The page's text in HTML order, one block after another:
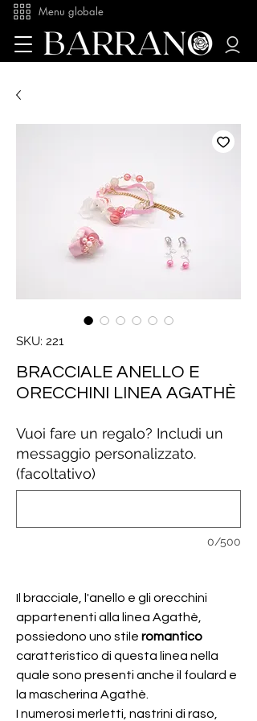
Menu globale
SKU: 221
BRACCIALE ANELLO E
ORECCHINI LINEA AGATHÈ
Vuoi fare un regalo? Includi un
messaggio personalizzato.
(facoltativo)
0/500
Il bracciale, l'anello e gli orecchini
appartenenti alla linea Agathè,
possiedono uno stile romantico
caratteristico di questa linea nella
quale sono presenti anche il foulard e
la mascherina Agathè.
I numerosi merletti, nastrini di raso,